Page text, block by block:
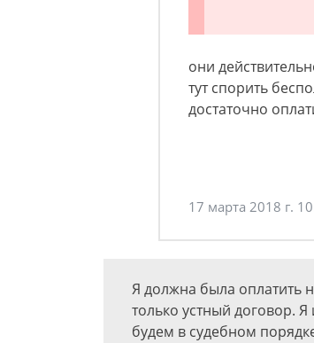
они
тут спорить
достаточно
17 марта 2018 г.
Я должна была оплатить
только устный договор.
будем в судебном